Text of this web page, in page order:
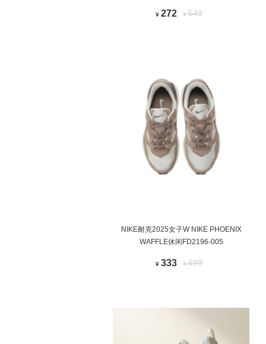
¥ 272 ¥549
NIKE耐克2025女子W NIKE PHOENIX
WAFFLE休闲FD2196-005
¥ 333 ¥699